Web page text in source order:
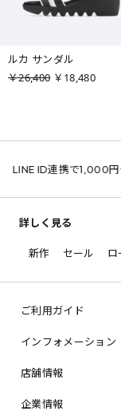
ルカ サンダル
￥26,400 ￥18,480
LINE ID連携で1,000円
詳しく見る
新作 セール ロ
ご利用ガイド
インフォメーション
店舗情報
企業情報